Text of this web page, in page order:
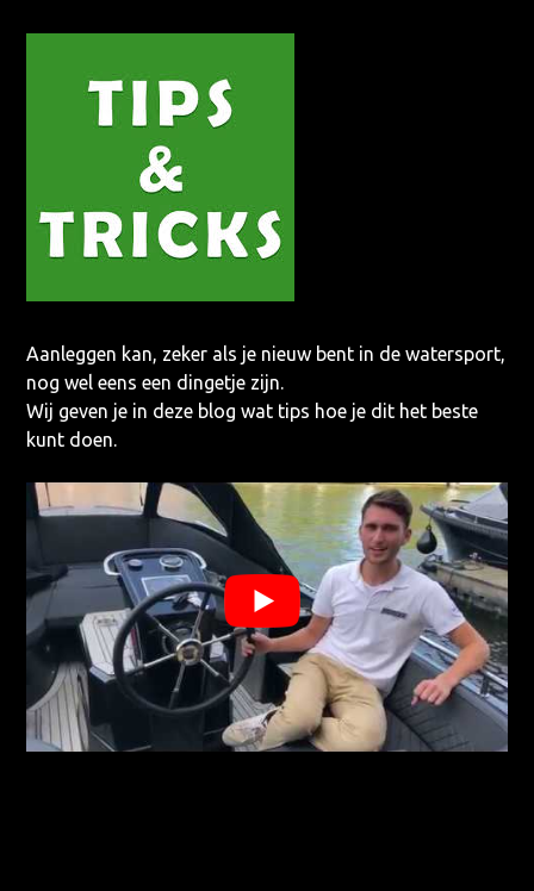
Aanleggen kan, zeker als je nieuw bent in de watersport,
nog wel eens een dingetje zijn.
Wij geven je in deze blog wat tips hoe je dit het beste
kunt doen.